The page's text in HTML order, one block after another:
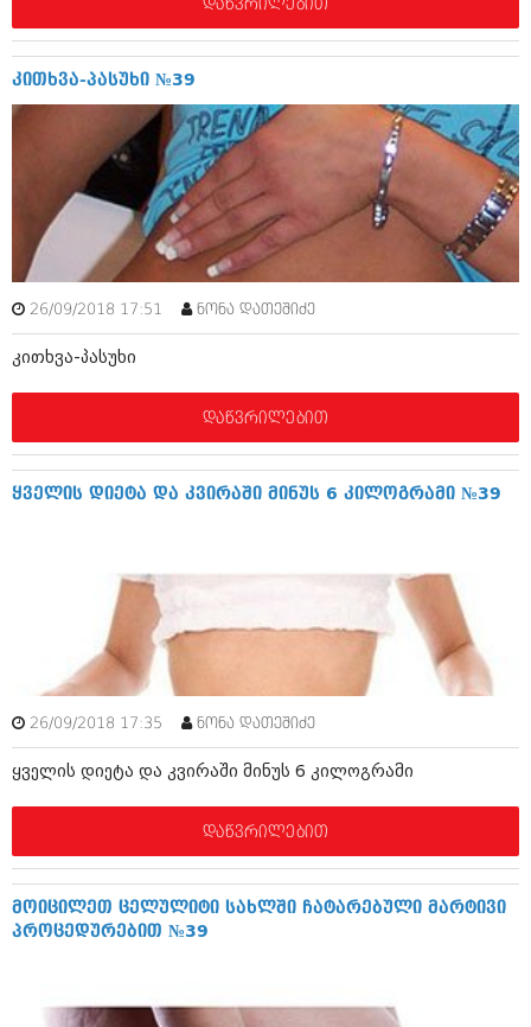
სექტემბერი 2017 (261)
ივლისი 2017 (233)
ივნისი 2017 (265)
მაისი 2017 (216)
აპრილი 2017 (220)
მარტი 2017 (212)
თებერვალი 2017 (205)
იანვარი 2017 (246)
დეკემბერი 2016 (207)
ნოემბერი 2016 (207)
ოქტომბერი 2016 (257)
სექტემბერი 2016 (224)
ივნისი 2016 (221)
მაისი 2016 (261)
აპრილი 2016 (215)
მარტი 2016 (200)
დეკემბერი 2015 (207)
ნოემბერი 2015 (264)
ოქტომბერი 2015 (204)
სექტემბერი 2015 (215)
აგვისტო 2015 (286)
ივლისი 2015 (173)
აპრილი 2015 (208)
მარტი 2015 (365)
თებერვალი 2015 (286)
იანვარი 2015 (247)
დეკემბერი 2014 (342)
ოქტომბერი 2014 (292)
სექტემბერი 2014 (394)
მაისი 2014 (313)
დაწვრილებით
კითხვა-პასუხი №39
26/09/2018 17:51 ნონა დათეშიძე
კითხვა-პასუხი
დაწვრილებით
ყველის დიეტა და კვირაში მინუს 6 კილოგრამი №39
26/09/2018 17:35 ნონა დათეშიძე
ყველის დიეტა და კვირაში მინუს 6 კილოგრამი
დაწვრილებით
მოიცილეთ ცელულიტი სახლში ჩატარებული მარტივი
პროცედურებით №39